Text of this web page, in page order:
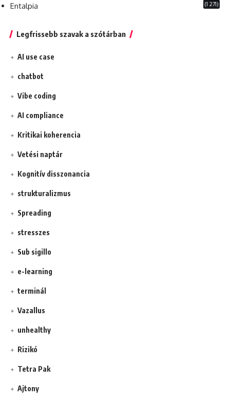
Entalpia (1 271)
Legfrissebb szavak a szótárban
AI use case
chatbot
Vibe coding
AI compliance
Kritikai koherencia
Vetési naptár
Kognitív disszonancia
strukturalizmus
Spreading
stresszes
Sub sigillo
e-learning
terminál
Vazallus
unhealthy
Rizikó
Tetra Pak
Ajtony